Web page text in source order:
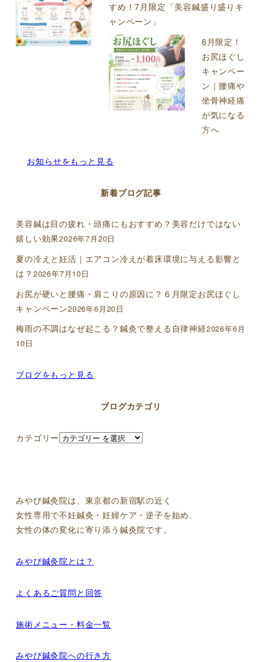
すめ！7月限定「美容鍼盛り盛りキ
ャンペーン」
6月限定！
お尻ほぐし
キャンペー
ン｜腰痛や
坐骨神経痛
が気になる
方へ
お知らせをもっと見る
新着ブログ記事
美容鍼は目の疲れ・頭痛にもおすすめ？美容だけではない
嬉しい効果2026年7月20日
夏の冷えと妊活｜エアコン冷えが着床環境に与える影響と
は？ 2026年7月10日
お尻が硬いと腰痛・肩こりの原因に？６月限定お尻ほぐし
キャンペーン2026年6月20日
梅雨の不調はなぜ起こる？鍼灸で整える自律神経2026年6月
10日
ブログをもっと見る
ブログカテゴリ
カテゴリー
みやび鍼灸院は、東京都の新宿駅の近く
女性専用で不妊鍼灸・妊婦ケア・逆子を始め、
女性の体の変化に寄り添う鍼灸院です。
みやび鍼灸院とは？
よくあるご質問と回答
施術メニュー・料金一覧
みやび鍼灸院への行き方